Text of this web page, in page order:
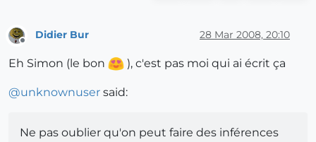
Didier Bur 28 Mar 2008, 20:10
Eh Simon (le bon ), c'est pas moi qui ai écrit ça
@unknownuser said:
Ne pas oublier qu'on peut faire des inférences